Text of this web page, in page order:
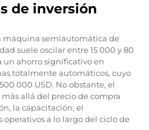
de inversión
máquina semiautomática de
suele oscilar entre 15 000 y 80
un ahorro significativo en
totalmente automáticos, cuyo
000 USD. No obstante, el
allá del precio de compra
la capacitación, el
a lo largo del ciclo de